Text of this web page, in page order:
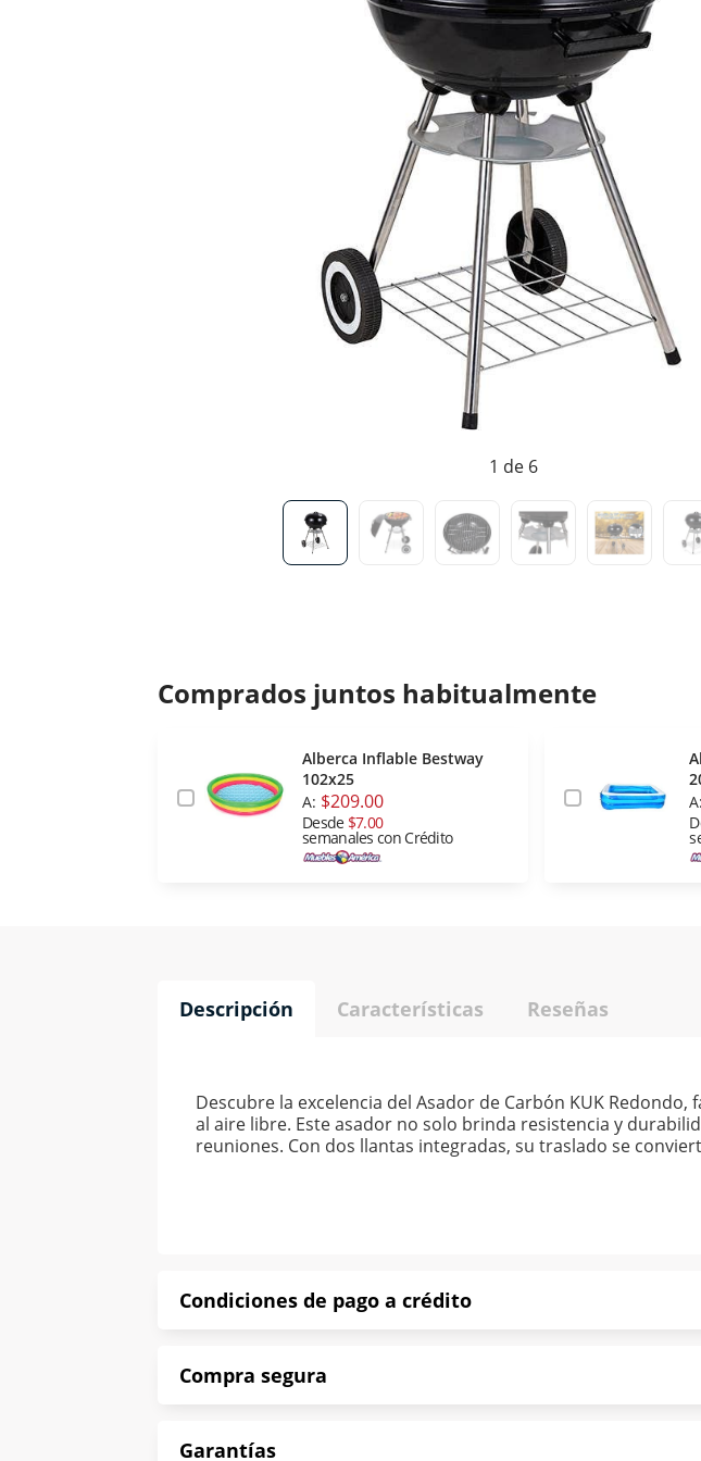
1 de 6
Comprados juntos habitualmente
Alberca Inflable Bestway
102x25
A: $209.00
Desde $7.00
semanales con Crédito
A:
Descripción Características Reseñas
Descubre la excelencia del Asador de Carbón KUK
al aire libre. Este asador no solo brinda resistencia y
reuniones. Con dos llantas integradas, su traslado se
Condiciones de pago a crédito
Compra segura
Garantías